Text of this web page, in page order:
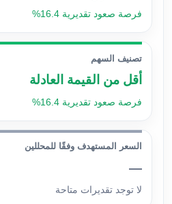
فرصة صعود تقديرية 16.4%
تصنيف السهم
أقل من القيمة العادلة
فرصة صعود تقديرية 16.4%
السعر المستهدف وفقًا للمحللين
—
لا توجد تقديرات متاحة